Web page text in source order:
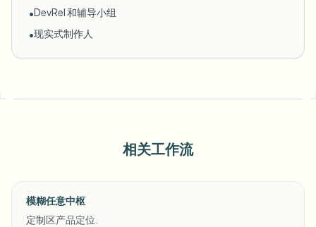
•DevRel 和辅导小组
•现实式制作人
相关工作流
模糊任意中枢
定制区产品定位.